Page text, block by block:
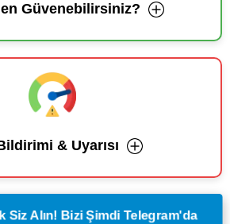
Güvenebilirsiniz?
& Uyarısı
Siz Alın! Bizi Şimdi Telegram'da